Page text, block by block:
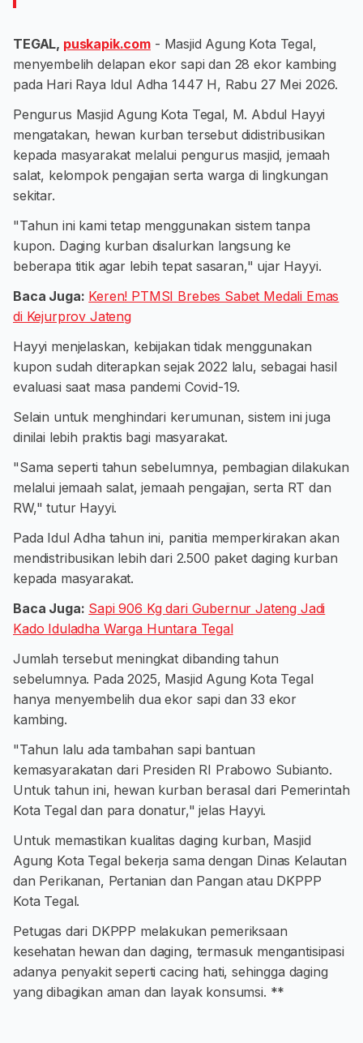
TEGAL, puskapik.com- Masjid Agung Kota Tegal,
menyembelih delapan ekor sapi dan 28 ekor kambing
pada Hari Raya Idul Adha 1447 H, Rabu 27 Mei 2026.
Pengurus Masjid Agung Kota Tegal, M. Abdul Hayyi
mengatakan, hewan kurban tersebut didistribusikan
kepada masyarakat melalui pengurus masjid, jemaah
salat, kelompok pengajian serta warga di lingkungan
sekitar.
"Tahun ini kami tetap menggunakan sistem tanpa
kupon. Daging kurban disalurkan langsung ke
beberapa titik agar lebih tepat sasaran," ujar Hayyi.
Baca Juga: Keren! PTMSI Brebes Sabet Medali Emas
di Kejurprov Jateng
Hayyi menjelaskan, kebijakan tidak menggunakan
kupon sudah diterapkan sejak 2022 lalu, sebagai hasil
evaluasi saat masa pandemi Covid-19.
Selain untuk menghindari kerumunan, sistem ini juga
dinilai lebih praktis bagi masyarakat.
"Sama seperti tahun sebelumnya, pembagian dilakukan
melalui jemaah salat, jemaah pengajian, serta RT dan
RW," tutur Hayyi.
Pada Idul Adha tahun ini, panitia memperkirakan akan
mendistribusikan lebih dari 2.500 paket daging kurban
kepada masyarakat.
Baca Juga: Sapi 906 Kg dari Gubernur Jateng Jadi
Kado Iduladha Warga Huntara Tegal
Jumlah tersebut meningkat dibanding tahun
sebelumnya. Pada 2025, Masjid Agung Kota Tegal
hanya menyembelih dua ekor sapi dan 33 ekor
kambing.
"Tahun lalu ada tambahan sapi bantuan
kemasyarakatan dari Presiden RI Prabowo Subianto.
Untuk tahun ini, hewan kurban berasal dari Pemerintah
Kota Tegal dan para donatur," jelas Hayyi.
Untuk memastikan kualitas daging kurban, Masjid
Agung Kota Tegal bekerja sama dengan Dinas Kelautan
dan Perikanan, Pertanian dan Pangan atau DKPPP
Kota Tegal.
Petugas dari DKPPP melakukan pemeriksaan
kesehatan hewan dan daging, termasuk mengantisipasi
adanya penyakit seperti cacing hati, sehingga daging
yang dibagikan aman dan layak konsumsi. **